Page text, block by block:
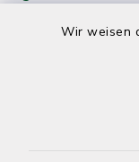
Wir weisen